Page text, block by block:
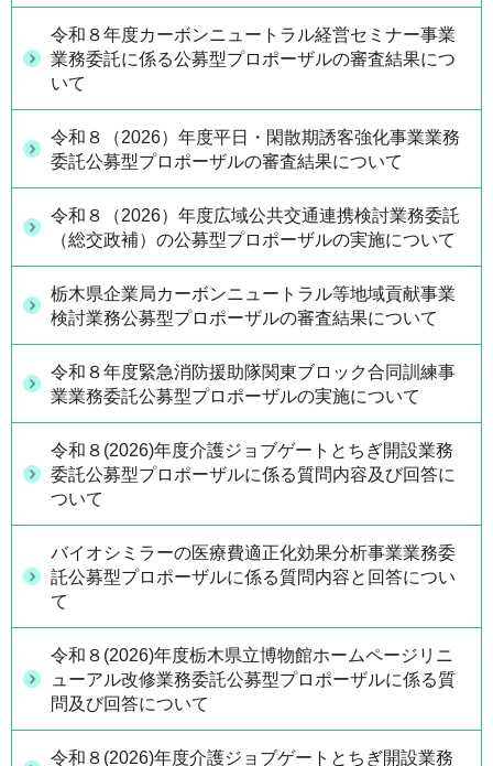
令和８年度カーボンニュートラル経営セミナー事業
業務委託に係る公募型プロポーザルの審査結果につ
いて
令和８（2026）年度平日・閑散期誘客強化事業業務
委託公募型プロポーザルの審査結果について
令和８（2026）年度広域公共交通連携検討業務委託
（総交政補）の公募型プロポーザルの実施について
栃木県企業局カーボンニュートラル等地域貢献事業
検討業務公募型プロポーザルの審査結果について
令和８年度緊急消防援助隊関東ブロック合同訓練事
業業務委託公募型プロポーザルの実施について
令和８(2026)年度介護ジョブゲートとちぎ開設業務
委託公募型プロポーザルに係る質問内容及び回答に
ついて
バイオシミラーの医療費適正化効果分析事業業務委
託公募型プロポーザルに係る質問内容と回答につい
て
令和８(2026)年度栃木県立博物館ホームページリニ
ューアル改修業務委託公募型プロポーザルに係る質
問及び回答について
令和８(2026)年度介護ジョブゲートとちぎ開設業務